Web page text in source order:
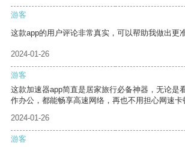
游客
这款app的用户评论非常真实，可以帮助我做出更
2024-01-26
游客
这款加速器app简直是居家旅行必备神器，无论是
作办公，都能畅享高速网络，再也不用担心网速卡
2024-01-26
游客